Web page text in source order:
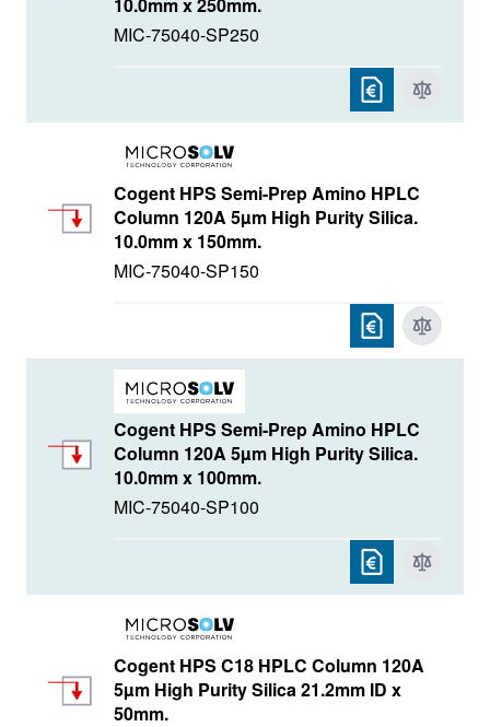
MIC-75040-SP250
Cogent HPS Semi-Prep Amino HPLC
Column 120A 5µm High Purity Silica.
10.0mm x 150mm.
MIC-75040-SP150
Cogent HPS Semi-Prep Amino HPLC
Column 120A 5µm High Purity Silica.
10.0mm x 100mm.
MIC-75040-SP100
Cogent HPS C18 HPLC Column 120A
5µm High Purity Silica 21.2mm ID x
50mm.